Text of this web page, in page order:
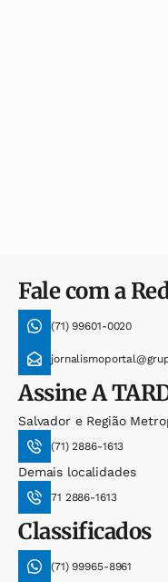
Fale com a
(71) 99601-0020
AssineA
Salvador e Região
(71) 2886-1613
Demais localidades
71 2886-1613
Classificados
(71) 99965-8961